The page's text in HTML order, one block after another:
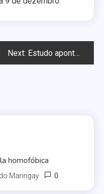
Next: Estudo aponta aumento no número de assassinatos de homossexuais nos EUA
homofóbica
Maringay 0